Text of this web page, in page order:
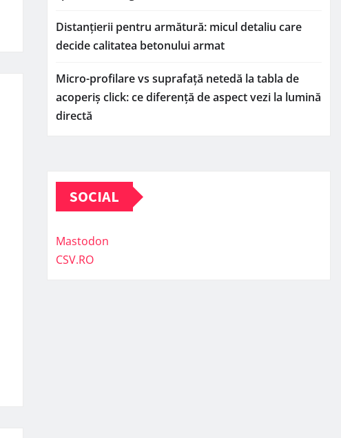
Distanțierii pentru armătură: micul detaliu care
decide calitatea betonului armat
Micro-profilare vs suprafață netedă la tabla de
acoperiș click: ce diferență de aspect vezi la lumină
directă
SOCIAL
Mastodon
CSV.RO